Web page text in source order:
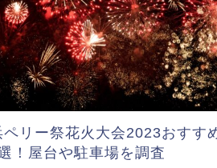
ペリー祭花火大会2023おすす
！屋台や駐車場を調査